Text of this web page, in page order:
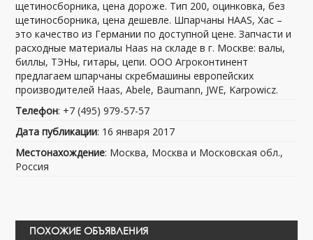
щетиносборника, цена дороже. Тип 200, оцинковка, без
щетиносборника, цена дешевле. Шпарчаны HAAS, Хас –
это качество из Германии по доступной цене. Запчасти и
расходные материалы Haas на складе в г. Москве: валы,
биллы, ТЭНы, гитары, цепи. ООО Агроконтинент
предлагаем шпарчаны скребмашины европейских
производителей Haas, Abele, Baumann, JWE, Karpowicz.
Телефон: +7 (495) 979-57-57
Дата публикации: 16 января 2017
Местонахождение: Москва, Москва и Московская обл.,
Россия
ПОХОЖИЕ ОБЪЯВЛЕНИЯ